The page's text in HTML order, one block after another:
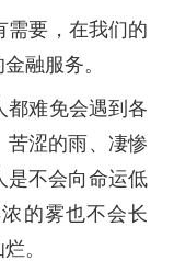
需要，在我们的
融服务。
都难免会遇到各
苦涩的雨、凄惨
是不会向命运低
的雾也不会长
。